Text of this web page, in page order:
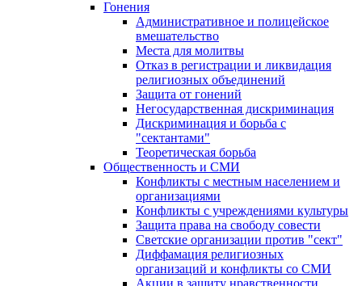
Гонения
Административное и полицейское
вмешательство
Места для молитвы
Отказ в регистрации и ликвидация
религиозных объединений
Защита от гонений
Негосударственная дискриминация
Дискриминация и борьба с
"сектантами"
Теоретическая борьба
Общественность и СМИ
Конфликты с местным населением и
организациями
Конфликты с учреждениями культуры
Защита права на свободу совести
Светские организации против "сект"
Диффамация религиозных
организаций и конфликты со СМИ
Акции в защиту нравственности